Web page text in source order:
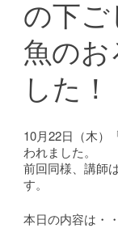
の下ご
魚のお
した！
10月22日（木）
われました。
前回同様、講師
す。
本日の内容は・